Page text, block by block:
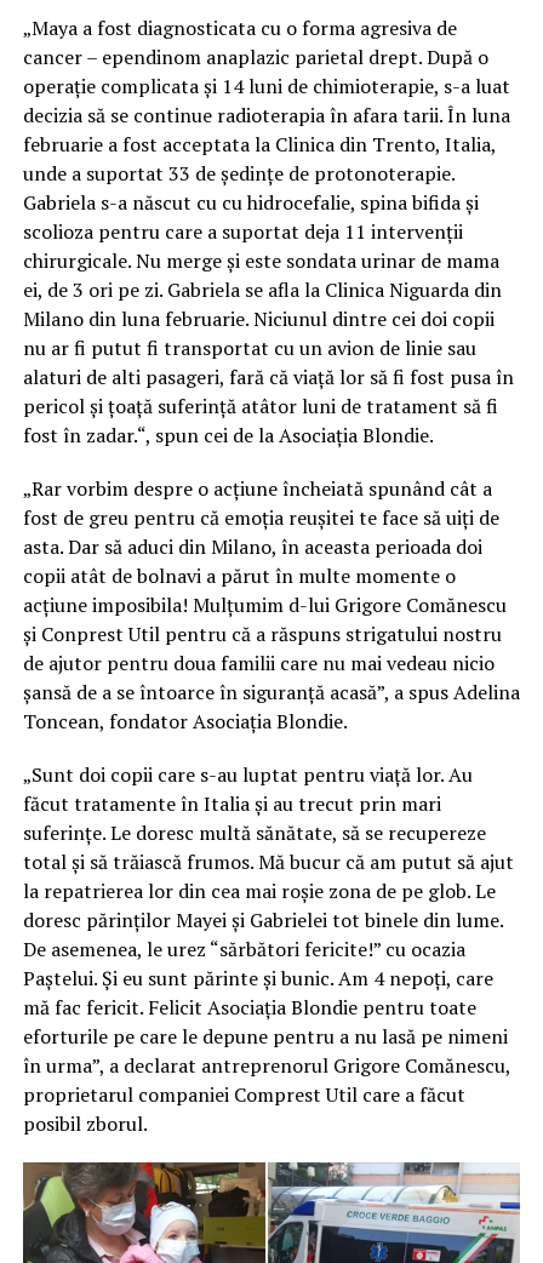
„Maya a fost diagnosticata cu o forma agresiva de
cancer – ependinom anaplazic parietal drept. După o
operație complicata și 14 luni de chimioterapie, s-a luat
decizia să se continue radioterapia în afara tarii. În luna
februarie a fost acceptata la Clinica din Trento, Italia,
unde a suportat 33 de ședințe de protonoterapie.
Gabriela s-a născut cu cu hidrocefalie, spina bifida și
scolioza pentru care a suportat deja 11 intervenții
chirurgicale. Nu merge și este sondata urinar de mama
ei, de 3 ori pe zi. Gabriela se afla la Clinica Niguarda din
Milano din luna februarie. Niciunul dintre cei doi copii
nu ar fi putut fi transportat cu un avion de linie sau
alaturi de alti pasageri, fară că viață lor să fi fost pusa în
pericol și țoață suferință atâtor luni de tratament să fi
fost în zadar.“, spun cei de la Asociația Blondie.
„Rar vorbim despre o acțiune încheiată spunând cât a
fost de greu pentru că emoția reușitei te face să uiți de
asta. Dar să aduci din Milano, în aceasta perioada doi
copii atât de bolnavi a părut în multe momente o
acțiune imposibila! Mulțumim d-lui Grigore Comănescu
și Conprest Util pentru că a răspuns strigatului nostru
de ajutor pentru doua familii care nu mai vedeau nicio
șansă de a se întoarce în siguranță acasă”, a spus Adelina
Toncean, fondator Asociația Blondie.
„Sunt doi copii care s-au luptat pentru viață lor. Au
făcut tratamente în Italia și au trecut prin mari
suferințe. Le doresc multă sănătate, să se recupereze
total și să trăiască frumos. Mă bucur că am putut să ajut
la repatrierea lor din cea mai roșie zona de pe glob. Le
doresc părinților Mayei și Gabrielei tot binele din lume.
De asemenea, le urez “sărbători fericite!” cu ocazia
Paștelui. Și eu sunt părinte și bunic. Am 4 nepoți, care
mă fac fericit. Felicit Asociația Blondie pentru toate
eforturile pe care le depune pentru a nu lasă pe nimeni
în urma”, a declarat antreprenorul Grigore Comănescu,
proprietarul companiei Comprest Util care a făcut
posibil zborul.